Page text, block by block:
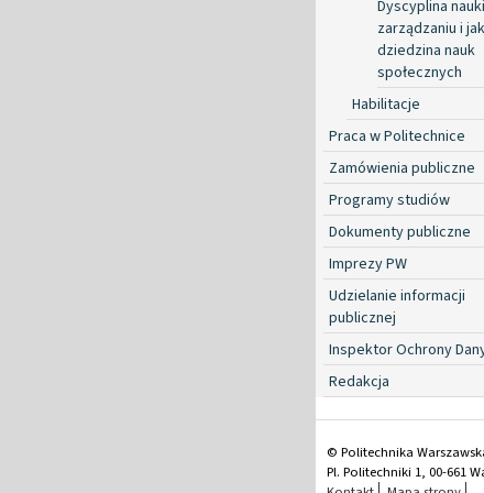
Dyscyplina
zarządzaniu i
dziedzina nauk
społecznych
Habilitacje
Praca w Politechnice
Zamówienia publiczne
Programy studiów
Dokumenty publiczne
Imprezy PW
Udzielanie informacji
publicznej
Inspektor Ochrony
Redakcja
© Politechnika
Pl. Politechniki 1, 00-661